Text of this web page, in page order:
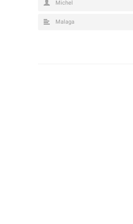
Michel
Malaga